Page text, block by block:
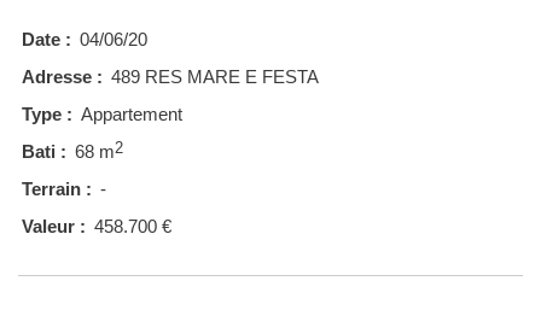
Date : 04/06/20
Adresse : 489 RES MARE E FESTA
Type : Appartement
Bati : 68 m2
Terrain : -
Valeur : 458.700 €